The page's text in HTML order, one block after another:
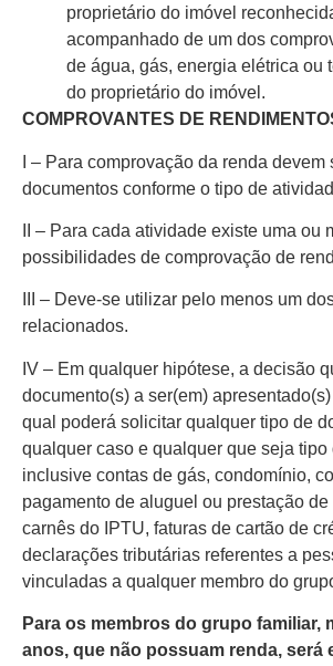
proprietário do imóvel
acompanhado de um dos
de água, gás, energia elétrica ou
do proprietário do imóvel.
COMPROVANTES DE
I – Para comprovação da renda
documentos conforme o tipo de
II – Para cada atividade existe uma ou
possibilidades de comprovação de
III – Deve-se utilizar pelo menos um
relacionados.
IV – Em qualquer hipótese, a decisão
documento(s) a ser(em)
qual poderá solicitar qualquer tipo de
qualquer caso e qualquer que seja tipo
inclusive contas de gás, condomínio,
pagamento de aluguel ou prestação
carnês do IPTU, faturas de cartão de
declarações tributárias referentes a
vinculadas a qualquer membro do
Para os membros do grupo familiar,
anos, que não possuam renda, será